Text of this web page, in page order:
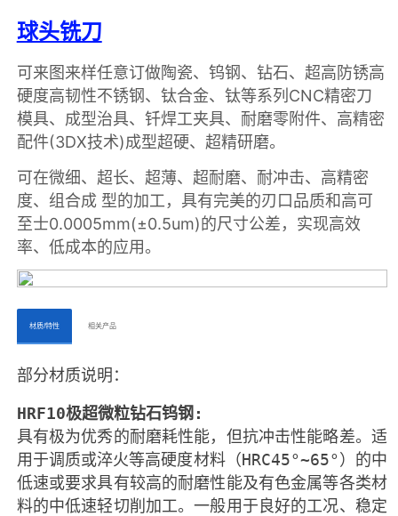
ㅤㅤ材质/特性ㅤㅤ ㅤㅤ相关产品ㅤㅤㅤ